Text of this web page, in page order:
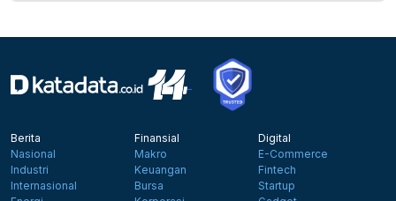
Berita
Nasional
Industri
Internasional
Finansial
Makro
Keuangan
Bursa
Digital
E-Commerce
Fintech
Startup